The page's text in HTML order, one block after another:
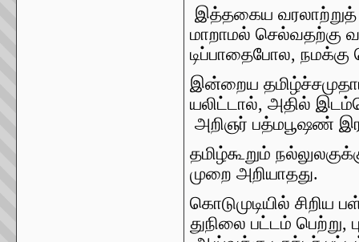
இத்தகைய வரலாற்றுத்
மாறாமல் செல்வதற்கு
டிப்பாதைபோல, நமக்கு
இன்றைய
யலிட்டால், அதில்
அறிஞர் பத்மபூஷண்
தமிழ்கூறும்
முறை அறியாதது.
கொடுமுடியில் சிறிய
துநிலை பட்டம் பெற்று,